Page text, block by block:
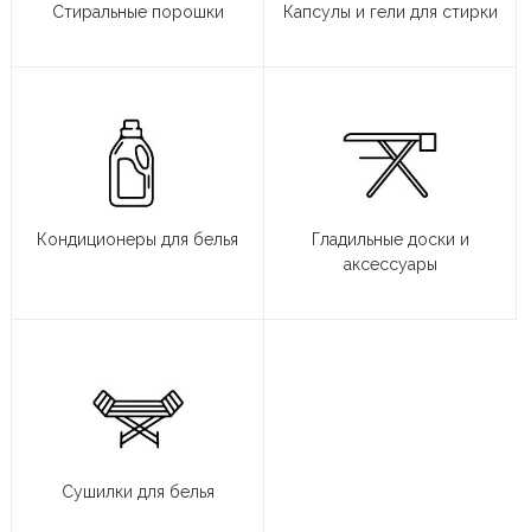
Стиральные порошки Капсулы и гели для стирки
Кондиционеры для белья
Гладильные доски и
аксессуары
Сушилки для белья